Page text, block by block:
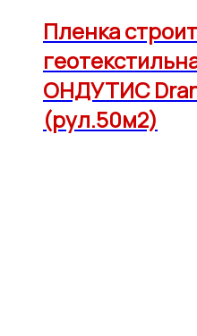
Пленка
ОНДУТИС
(рул.50м2)